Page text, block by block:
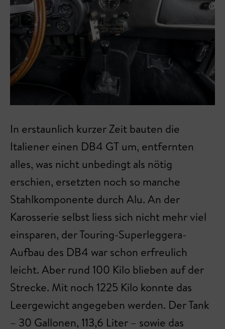
In erstaunlich kurzer Zeit bauten die
Italiener einen DB4 GT um, entfernten
alles, was nicht unbedingt als nötig
erschien, ersetzten noch so manche
Stahlkomponente durch Alu. An der
Karosserie selbst liess sich nicht mehr viel
einsparen, der Touring-Superleggera-
Aufbau des DB4 war schon erfreulich
leicht. Aber rund 100 Kilo blieben auf der
Strecke. Mit noch 1225 Kilo konnte das
Leergewicht angegeben werden. Der Tank
– 30 Gallonen, 113,6 Liter – sowie das